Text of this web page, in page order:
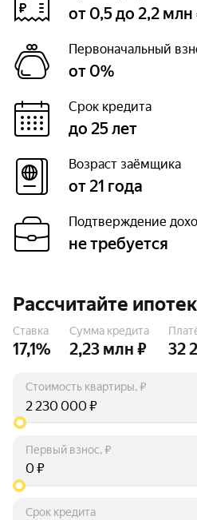
от 0,5 до 2,2 млн
Первоначальный
от 0%
Срок кредита
до 25 лет
Возраст заёмщика
от 21 года
Подтверждение
не требуется
Рассчитайте
Ставка
17,1%
Сумма кредита
2,23 млн ₽ 32
Стоимость квартиры, ₽
₽
Первый взнос, ₽
₽
Срок кредита